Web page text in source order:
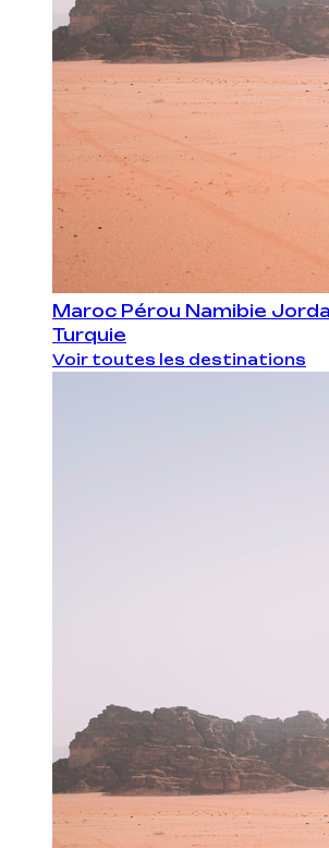
Maroc Pérou Namibie
Turquie
Voir toutes les destinations